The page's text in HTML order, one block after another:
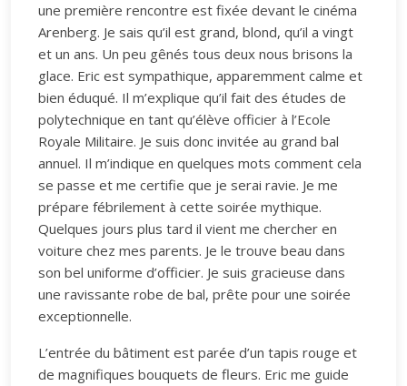
une première rencontre est fixée devant le cinéma
Arenberg. Je sais qu’il est grand, blond, qu’il a vingt
et un ans. Un peu gênés tous deux nous brisons la
glace. Eric est sympathique, apparemment calme et
bien éduqué. Il m’explique qu’il fait des études de
polytechnique en tant qu’élève officier à l’Ecole
Royale Militaire. Je suis donc invitée au grand bal
annuel. Il m’indique en quelques mots comment cela
se passe et me certifie que je serai ravie. Je me
prépare fébrilement à cette soirée mythique.
Quelques jours plus tard il vient me chercher en
voiture chez mes parents. Je le trouve beau dans
son bel uniforme d’officier. Je suis gracieuse dans
une ravissante robe de bal, prête pour une soirée
exceptionnelle.
L’entrée du bâtiment est parée d’un tapis rouge et
de magnifiques bouquets de fleurs. Eric me guide